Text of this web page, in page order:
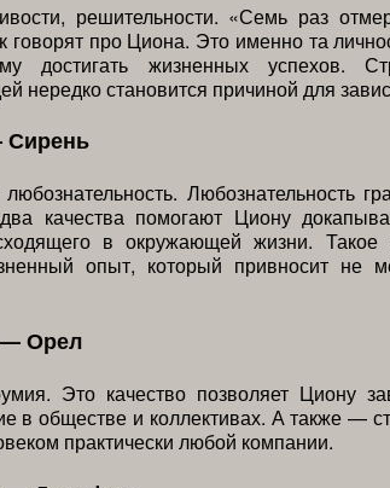
решительности. «Семь раз
говорят про Циона. Это именно та
достигать жизненных успехов.
нередко становится причиной для
Сирень
Любознательность
качества помогают Циону
в окружающей жизни. Такое
опыт, который привносит не
Орел
Это качество позволяет Циону
в обществе и коллективах. А также —
практически любой компании.